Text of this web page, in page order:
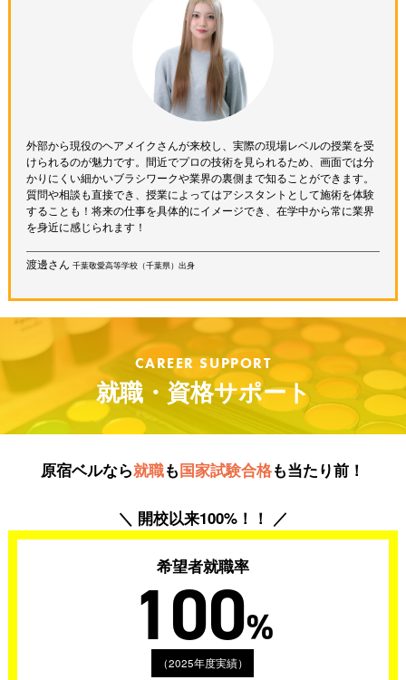
外部から現役のヘアメイクさんが来校し、実際の現場レベルの授業を受
けられるのが魅力です。間近でプロの技術を見られるため、画面では分
かりにくい細かいブラシワークや業界の裏側まで知ることができます。
質問や相談も直接でき、授業によってはアシスタントとして施術を体験
することも！将来の仕事を具体的にイメージでき、在学中から常に業界
を身近に感じられます！
渡邊さん千葉敬愛高等学校（千葉県）出身
CAREER SUPPORT
就職・資格サポート
原宿ベルなら就職も国家試験合格も当たり前！
＼ 開校以来100%！！ ／
希望者就職率
100%
（2025年度実績）